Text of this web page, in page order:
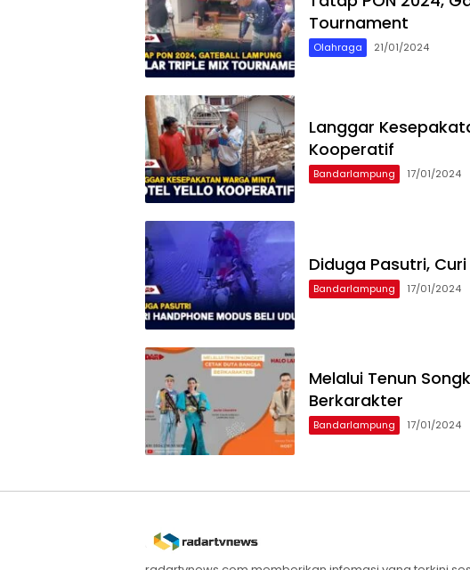
Tournament
Olahraga 21/01/2024
Langgar
Kooperatif
Bandarlampung 17/01/2024
Diduga Pasutri,
Bandarlampung 17/01/2024
Melalui Tenun
Berkarakter
Bandarlampung 17/01/2024